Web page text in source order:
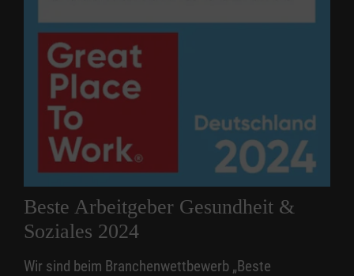
Beste Arbeitgeber Gesundheit &
Soziales 2024
Wir sind beim Branchenwettbewerb „Beste